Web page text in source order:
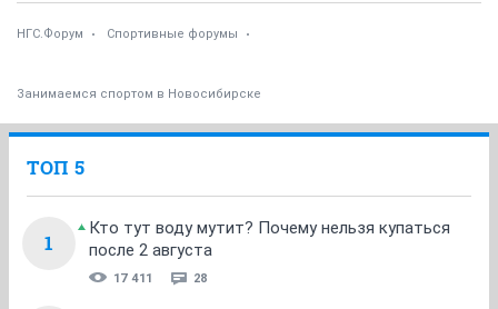
НГС.Форум Спортивные форумы
Занимаемся спортом в Новосибирске
ТОП 5
1
Кто тут воду мутит? Почему нельзя купаться
после 2 августа
17 411 28